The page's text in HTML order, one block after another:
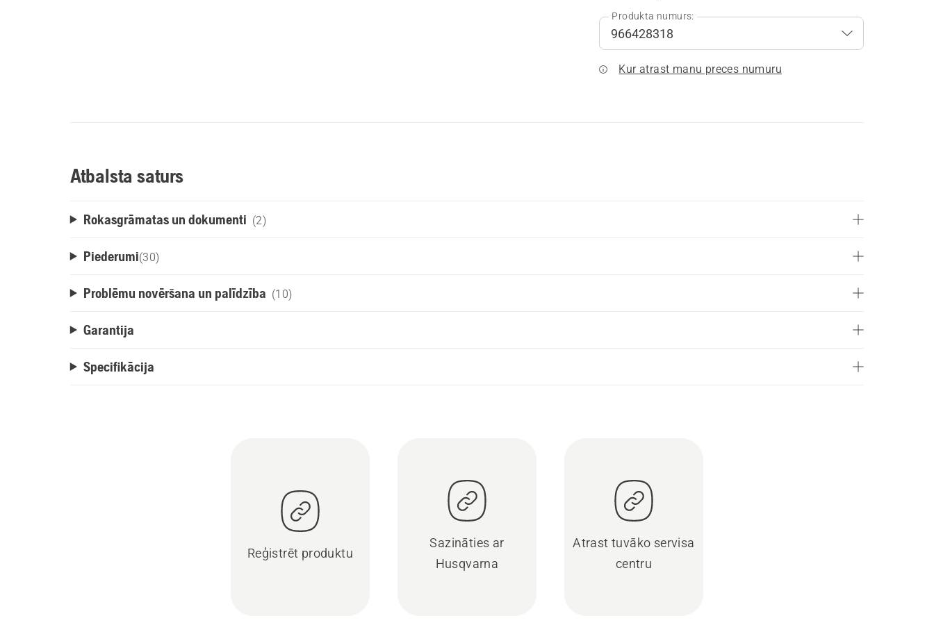
Produkta numurs:
Kur atrast manu preces numuru
Atbalsta saturs
Rokasgrāmatas un dokumenti (2)
Piederumi(30)
Problēmu novēršana un palīdzība (10)
Garantija
Specifikācija
Reģistrēt produktu
Sazināties ar
Husqvarna
Atrast tuvāko servisa
centru